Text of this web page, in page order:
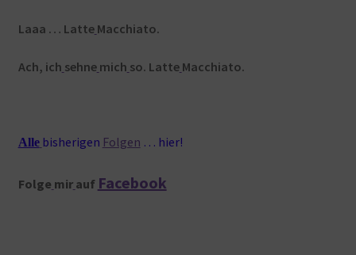
Laaa … Latte Macchiato.
Ach, ich sehne mich so. Latte Macchiato.
Alle bisherigen Folgen … hier!
Folge mir auf Facebook